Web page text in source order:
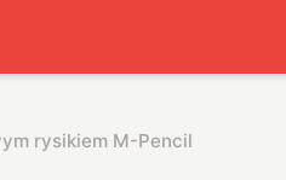
rysikiem M-Pencil Pro to